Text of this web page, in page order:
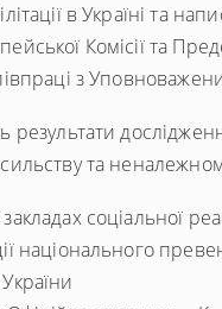
в Україні та
Комісії та
з
результати
та
соціальної
національного